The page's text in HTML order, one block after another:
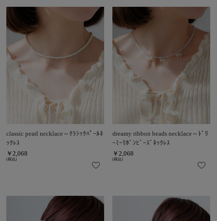
classic pearl necklace～ｸﾗｼｯｸﾊﾟｰﾙﾈ
ｯｸﾚｽ
￥2,068
(税込)
dreamy ribbon beads necklace～ﾄﾞﾘ
ｰﾐｰﾘﾎﾞﾝﾋﾞｰｽﾞﾈｯｸﾚｽ
￥2,068
(税込)